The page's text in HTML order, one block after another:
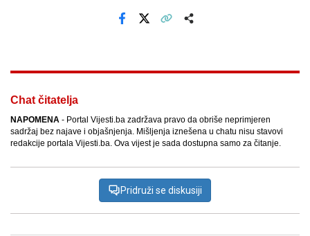
Chat čitatelja
NAPOMENA - Portal Vijesti.ba zadržava pravo da obriše neprimjeren
sadržaj bez najave i objašnjenja. Mišljenja iznešena u chatu nisu stavovi
redakcije portala Vijesti.ba. Ova vijest je sada dostupna samo za čitanje.
Pridruži se diskusiji